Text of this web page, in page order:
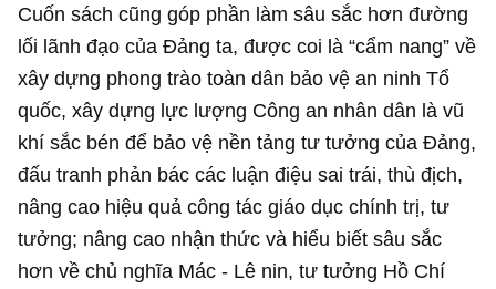
Cuốn sách cũng góp phần làm sâu sắc hơn đường
lối lãnh đạo của Đảng ta, được coi là “cẩm nang” về
xây dựng phong trào toàn dân bảo vệ an ninh Tổ
quốc, xây dựng lực lượng Công an nhân dân là vũ
khí sắc bén để bảo vệ nền tảng tư tưởng của Đảng,
đấu tranh phản bác các luận điệu sai trái, thù địch,
nâng cao hiệu quả công tác giáo dục chính trị, tư
tưởng; nâng cao nhận thức và hiểu biết sâu sắc
hơn về chủ nghĩa Mác - Lê nin, tư tưởng Hồ Chí